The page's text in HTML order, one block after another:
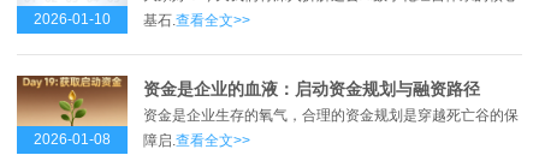
2026-01-10
基石.查看全文>>
2026-01-08
资金是企业的血液：启动资金规划与融资路径
资金是企业生存的氧气，合理的资金规划是穿越死亡谷的保
障启. 查看全文>>